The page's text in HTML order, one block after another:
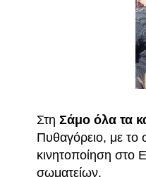
Στη Σάμο όλα τα
Πυθαγόρειο, με το
κινητοποίηση στο
σωματείων.